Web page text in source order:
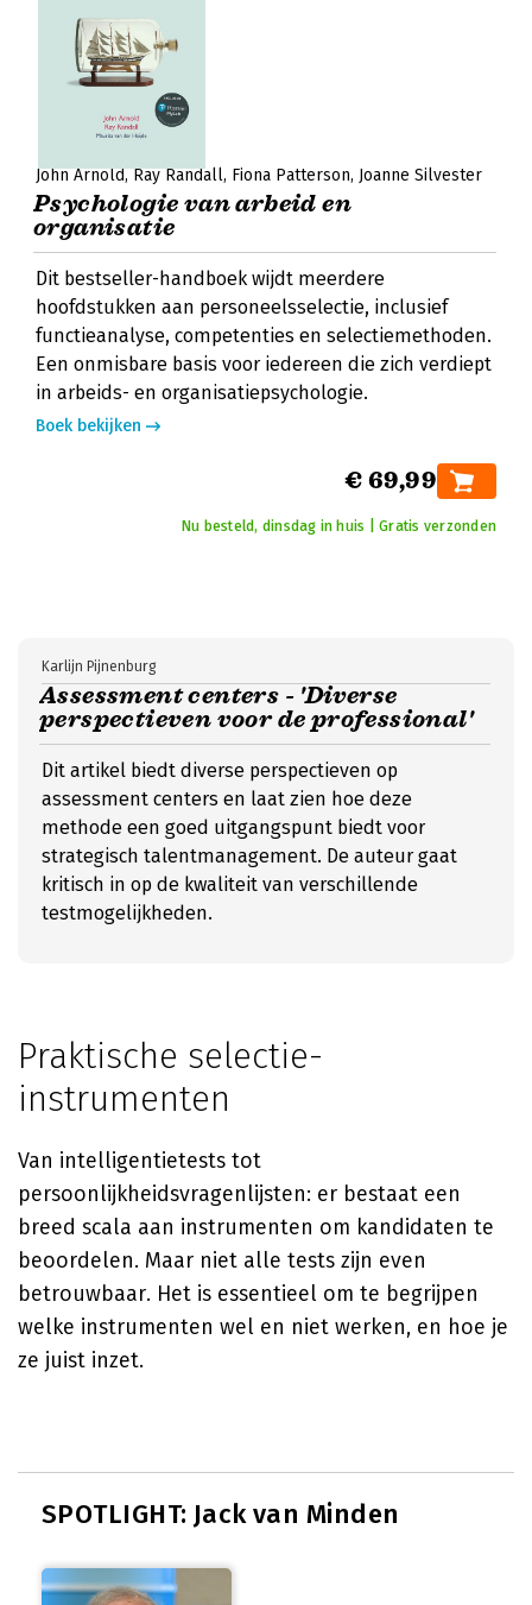
John Arnold Ray Randall Fiona Patterson Joanne Silvester
Psychologie van arbeid en
organisatie
Dit bestseller-handboek wijdt meerdere
hoofdstukken aan personeelsselectie, inclusief
functieanalyse, competenties en selectiemethoden.
Een onmisbare basis voor iedereen die zich verdiept
in arbeids- en organisatiepsychologie.
Boek bekijken
€ 69,99
Nu besteld, dinsdag in huis | Gratis verzonden
Assessment centers - 'Diverse
perspectieven voor de professional'
Karlijn Pijnenburg
Dit artikel biedt diverse perspectieven op
assessment centers en laat zien hoe deze
methode een goed uitgangspunt biedt voor
strategisch talentmanagement. De auteur gaat
kritisch in op de kwaliteit van verschillende
testmogelijkheden.
Praktische selectie-
instrumenten
Van intelligentietests tot
persoonlijkheidsvragenlijsten: er bestaat een
breed scala aan instrumenten om kandidaten te
beoordelen. Maar niet alle tests zijn even
betrouwbaar. Het is essentieel om te begrijpen
welke instrumenten wel en niet werken, en hoe je
ze juist inzet.
SPOTLIGHT: Jack van Minden